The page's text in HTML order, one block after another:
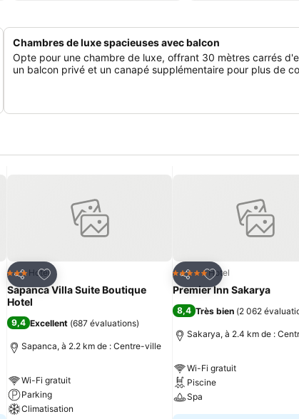
Chambres de luxe spacieuses avec balcon
Opte pour une chambre de luxe, offrant 30 mètres carrés
un balcon privé et un canapé supplémentaire pour plus de
Partager
Ajouter à mes favoris
3 ÉtoilesHotel
Sapanca Villa Suite Boutique
Hotel
9,4 Excellent (687 évaluations)
Sapanca, à 2.2 km de : Centre-ville
Wi-Fi gratuit
Parking
Climatisation
Partager
Ajouter à mes
5 Étoiles Hotel
Premier Inn Sakarya
8,4 Très bien (2 062
Sakarya, à 2.4 km de :
Wi-Fi gratuit
Piscine
Spa